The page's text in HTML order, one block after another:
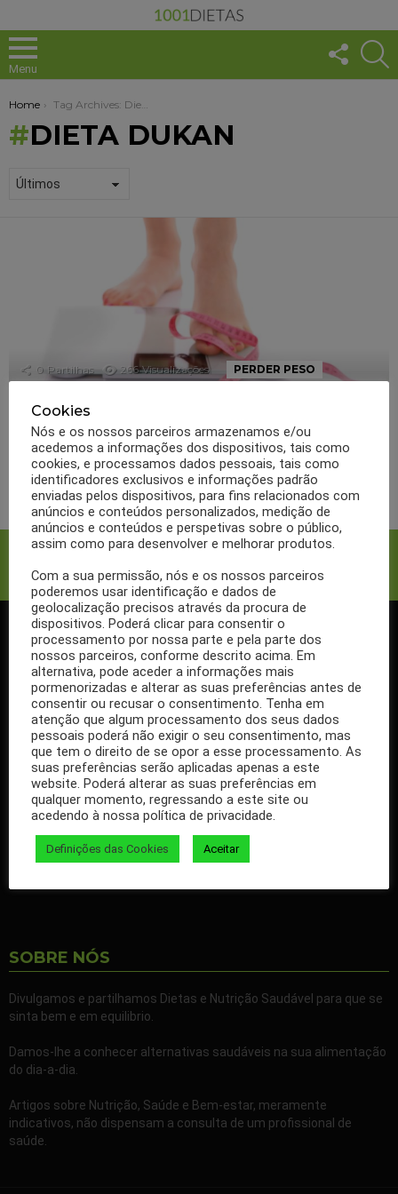
Menu
US
You are here:
Home Tag Archives: Dieta Dukan
DIETA DUKAN
0 Partilhas 266 Visualizações PERDER PESO
Dieta Dukan: o que é e
quais as vantagens?
LER MAIS
SIGA-NOS NO FACEBOOK
Se ainda não segue a nossa página de Facebook, não espere mais!
Basta clicar no botão Seguir em cima.
Ao seguir a nossa página passa a receber gratuitamente os
nossos artigos no seu Facebook.
Partilhe também a nossa página com todos os seus familiares e
amigos.
SOBRE NÓS
Divulgamos e partilhamos Dietas e Nutrição Saudável para que se
sinta bem e em equilibrio.
Damos-lhe a conhecer alternativas saudáveis na sua alimentação
do dia-a-dia.
Artigos sobre Nutrição, Saúde e Bem-estar, meramente
indicativos, não dispensam a consulta de um profissional de
saúde.
Cookies
Nós e os nossos parceiros armazenamos e/ou
acedemos a informações dos dispositivos, tais como
cookies, e processamos dados pessoais, tais como
identificadores exclusivos e informações padrão
enviadas pelos dispositivos, para fins relacionados com
anúncios e conteúdos personalizados, medição de
anúncios e conteúdos e perspetivas sobre o público,
assim como para desenvolver e melhorar produtos.
Com a sua permissão, nós e os nossos parceiros
poderemos usar identificação e dados de
geolocalização precisos através da procura de
dispositivos. Poderá clicar para consentir o
processamento por nossa parte e pela parte dos
nossos parceiros, conforme descrito acima. Em
alternativa, pode aceder a informações mais
pormenorizadas e alterar as suas preferências antes de
consentir ou recusar o consentimento. Tenha em
atenção que algum processamento dos seus dados
pessoais poderá não exigir o seu consentimento, mas
que tem o direito de se opor a esse processamento. As
suas preferências serão aplicadas apenas a este
website. Poderá alterar as suas preferências em
qualquer momento, regressando a este site ou
acedendo à nossa política de privacidade.
Definições das Cookies Aceitar